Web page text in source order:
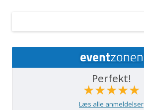
Perfekt!
★★★★★
Læs alle anmeldelser